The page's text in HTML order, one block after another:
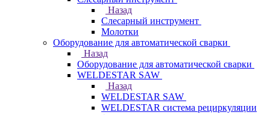
Назад
Слесарный инструмент
Молотки
Оборудование для автоматической сварки
Назад
Оборудование для автоматической сварки
WELDESTAR SAW
Назад
WELDESTAR SAW
WELDESTAR система рециркуляции